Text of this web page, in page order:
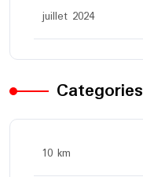
juillet 2024
Categories
10 km